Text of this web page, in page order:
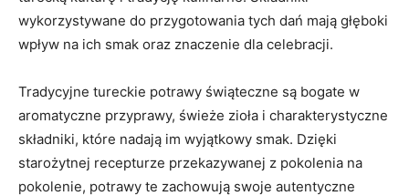
wykorzystywane do⁢ przygotowania tych ⁢dań mają głęboki
wpływ⁣ na ‌ich smak oraz znaczenie dla​ celebracji.
Tradycyjne tureckie ​potrawy świąteczne są bogate w
aromatyczne przyprawy, świeże zioła i charakterystyczne
składniki, które ⁣nadają im‌ wyjątkowy smak. Dzięki
starożytnej recepturze przekazywanej z‍ pokolenia na
pokolenie,⁤ potrawy te zachowują swoje autentyczne